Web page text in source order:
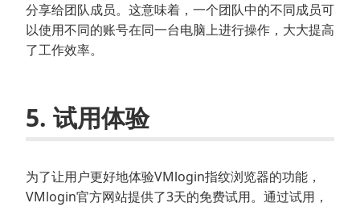
分享给团队成员。这意味着，一个团队中的不同成员可
以使用不同的账号在同一台电脑上进行操作，大大提高
了工作效率。
5. 试用体验
为了让用户更好地体验VMlogin指纹浏览器的功能，
VMlogin官方网站提供了3天的免费试用。通过试用，